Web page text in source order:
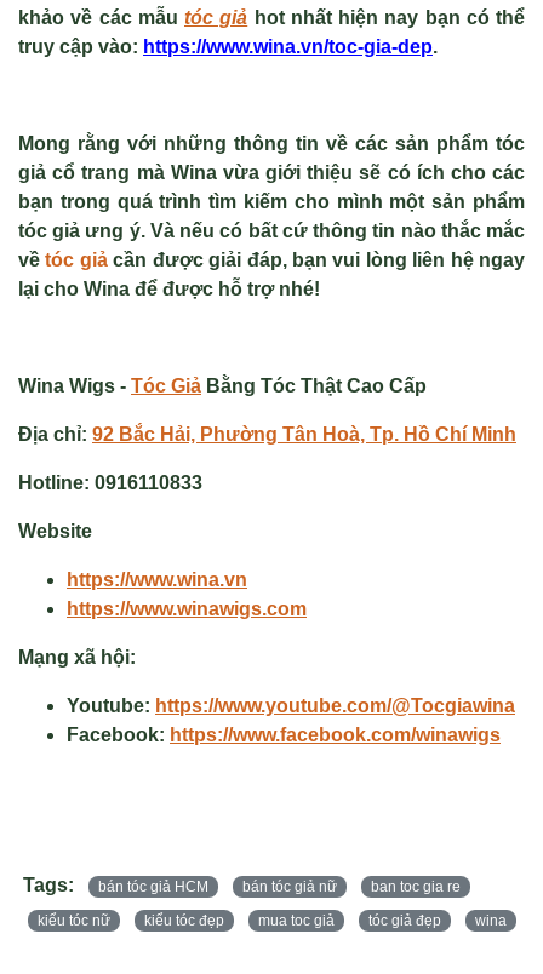
khảo về các mẫu tóc giả hot nhất hiện nay bạn có thể
truy cập vào: https://www.wina.vn/toc-gia-dep.
Mong rằng với những thông tin về các sản phẩm tóc
giả cổ trang mà Wina vừa giới thiệu sẽ có ích cho các
bạn trong quá trình tìm kiếm cho mình một sản phẩm
tóc giả ưng ý. Và nếu có bất cứ thông tin nào thắc mắc
vềtóc giảcần được giải đáp, bạn vui lòng liên hệ ngay
lại cho Wina để được hỗ trợ nhé!
Wina Wigs - Tóc Giả Bằng Tóc Thật Cao Cấp
Địa chỉ: 92 Bắc Hải, Phường Tân Hoà, Tp. Hồ Chí Minh
Hotline: 0916110833
Website
https://www.wina.vn
https://www.winawigs.com
Mạng xã hội:
Youtube: https://www.youtube.com/@Tocgiawina
Facebook: https://www.facebook.com/winawigs
Tags: bán tóc giả HCM bán tóc giả nữ
ban toc gia re
kiểu tóc nữ
kiểu tóc đẹp mua toc giả tóc giả đẹp wina